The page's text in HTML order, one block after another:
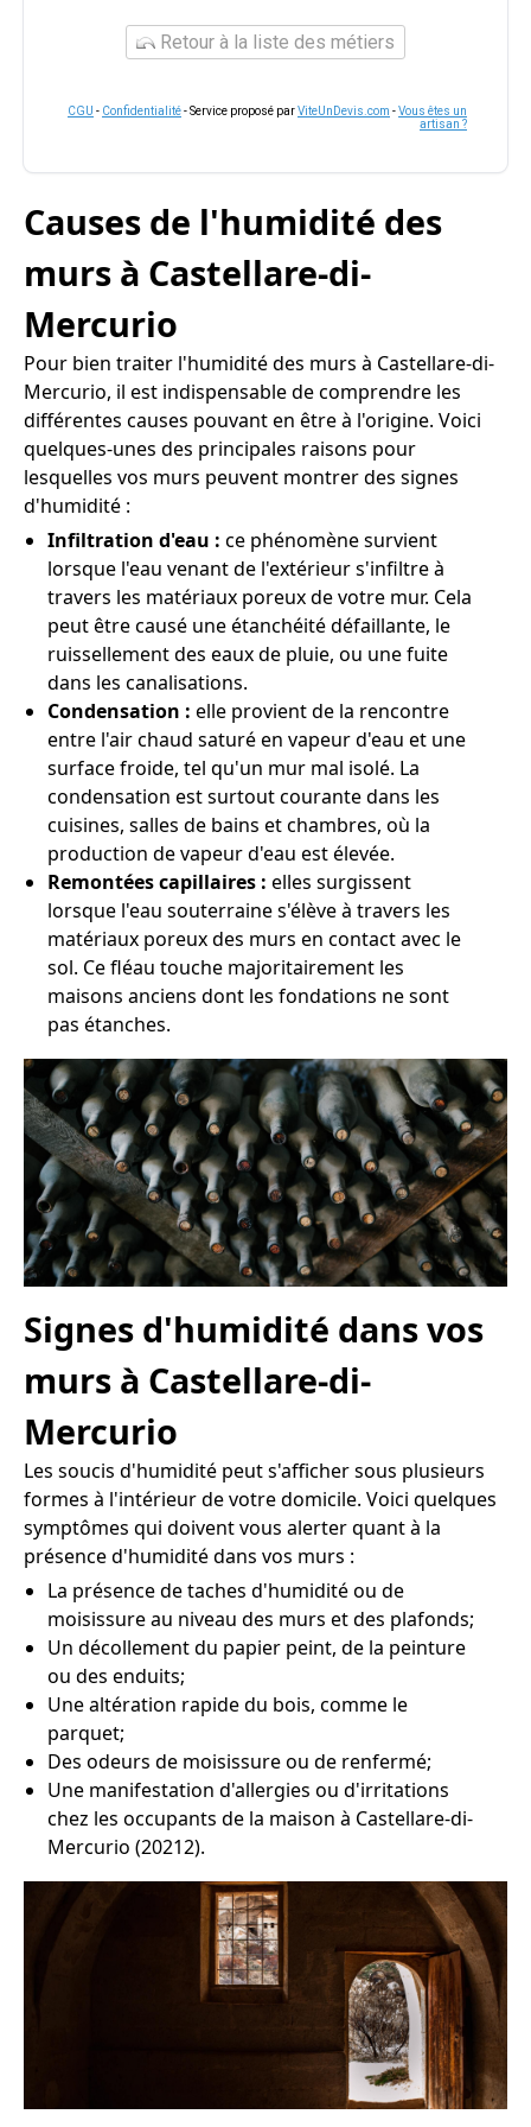
Retour à la liste des métiers
CGU - Confidentialité- Service proposé parViteUnDevis.com -Vous êtes un
artisan ?
Causes de l'humidité des
murs à Castellare-di-
Mercurio
Pour bien traiter l'humidité des murs à Castellare-di-
Mercurio, il est indispensable de comprendre les
différentes causes pouvant en être à l'origine. Voici
quelques-unes des principales raisons pour
lesquelles vos murs peuvent montrer des signes
d'humidité :
Infiltration d'eau : ce phénomène survient
lorsque l'eau venant de l'extérieur s'infiltre à
travers les matériaux poreux de votre mur. Cela
peut être causé une étanchéité défaillante, le
ruissellement des eaux de pluie, ou une fuite
dans les canalisations.
Condensation : elle provient de la rencontre
entre l'air chaud saturé en vapeur d'eau et une
surface froide, tel qu'un mur mal isolé. La
condensation est surtout courante dans les
cuisines, salles de bains et chambres, où la
production de vapeur d'eau est élevée.
Remontées capillaires : elles surgissent
lorsque l'eau souterraine s'élève à travers les
matériaux poreux des murs en contact avec le
sol. Ce fléau touche majoritairement les
maisons anciens dont les fondations ne sont
pas étanches.
Signes d'humidité dans vos
murs à Castellare-di-
Mercurio
Les soucis d'humidité peut s'afficher sous plusieurs
formes à l'intérieur de votre domicile. Voici quelques
symptômes qui doivent vous alerter quant à la
présence d'humidité dans vos murs :
La présence de taches d'humidité ou de
moisissure au niveau des murs et des plafonds;
Un décollement du papier peint, de la peinture
ou des enduits;
Une altération rapide du bois, comme le
parquet;
Des odeurs de moisissure ou de renfermé;
Une manifestation d'allergies ou d'irritations
chez les occupants de la maison à Castellare-di-
Mercurio (20212).